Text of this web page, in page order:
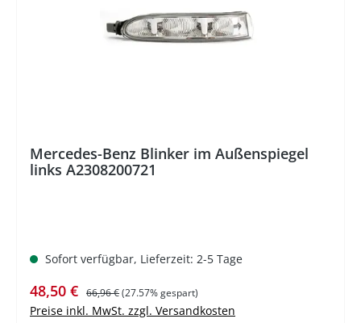
Mercedes-Benz Blinker im Außenspiegel
links A2308200721
Sofort verfügbar, Lieferzeit: 2-5 Tage
Verkaufspreis:
48,50 € Regulärer Preis:
66,96 €(27.57% gespart)
Preise inkl. MwSt. zzgl. Versandkosten